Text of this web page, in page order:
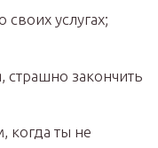
услугах;
страшно закончить
когда ты не